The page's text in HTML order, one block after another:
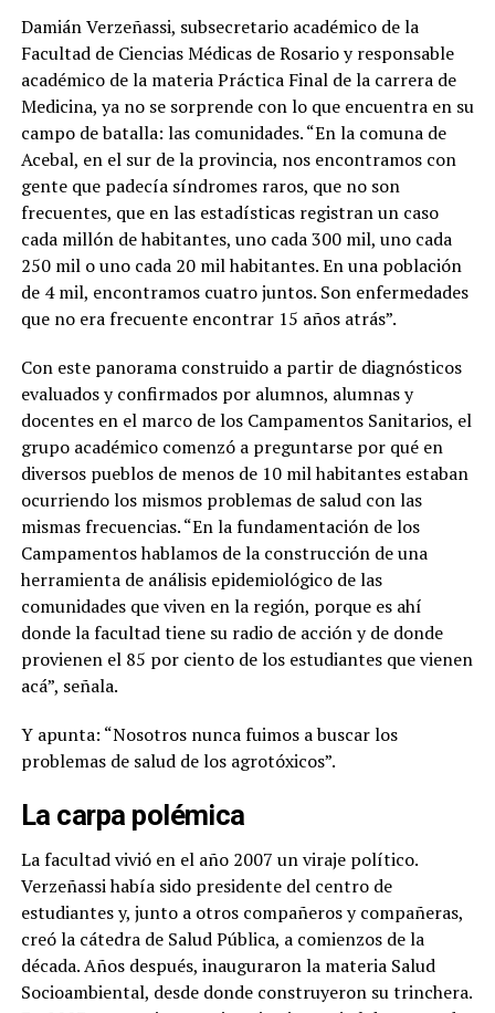
Damián Verzeñassi, subsecretario académico de la
Facultad de Ciencias Médicas de Rosario y responsable
académico de la materia Práctica Final de la carrera de
Medicina, ya no se sorprende con lo que encuentra en su
campo de batalla: las comunidades. “En la comuna de
Acebal, en el sur de la provincia, nos encontramos con
gente que padecía síndromes raros, que no son
frecuentes, que en las estadísticas registran un caso
cada millón de habitantes, uno cada 300 mil, uno cada
250 mil o uno cada 20 mil habitantes. En una población
de 4 mil, encontramos cuatro juntos. Son enfermedades
que no era frecuente encontrar 15 años atrás”.
Con este panorama construido a partir de diagnósticos
evaluados y confirmados por alumnos, alumnas y
docentes en el marco de los Campamentos Sanitarios, el
grupo académico comenzó a preguntarse por qué en
diversos pueblos de menos de 10 mil habitantes estaban
ocurriendo los mismos problemas de salud con las
mismas frecuencias.“En la fundamentación de los
Campamentos hablamos de la construcción de una
herramienta de análisis epidemiológico de las
comunidades que viven en la región, porque es ahí
donde la facultad tiene su radio de acción y de donde
provienen el 85 por ciento de los estudiantes que vienen
acá”, señala.
Y apunta: “Nosotros nunca fuimos a buscar los
problemas de salud de los agrotóxicos”.
La carpa polémica
La facultad vivió en el año 2007 un viraje político.
Verzeñassi había sido presidente del centro de
estudiantes y, junto a otros compañeros y compañeras,
creó la cátedra de Salud Pública, a comienzos de la
década. Años después, inauguraron la materia Salud
Socioambiental, desde donde construyeron su trinchera.